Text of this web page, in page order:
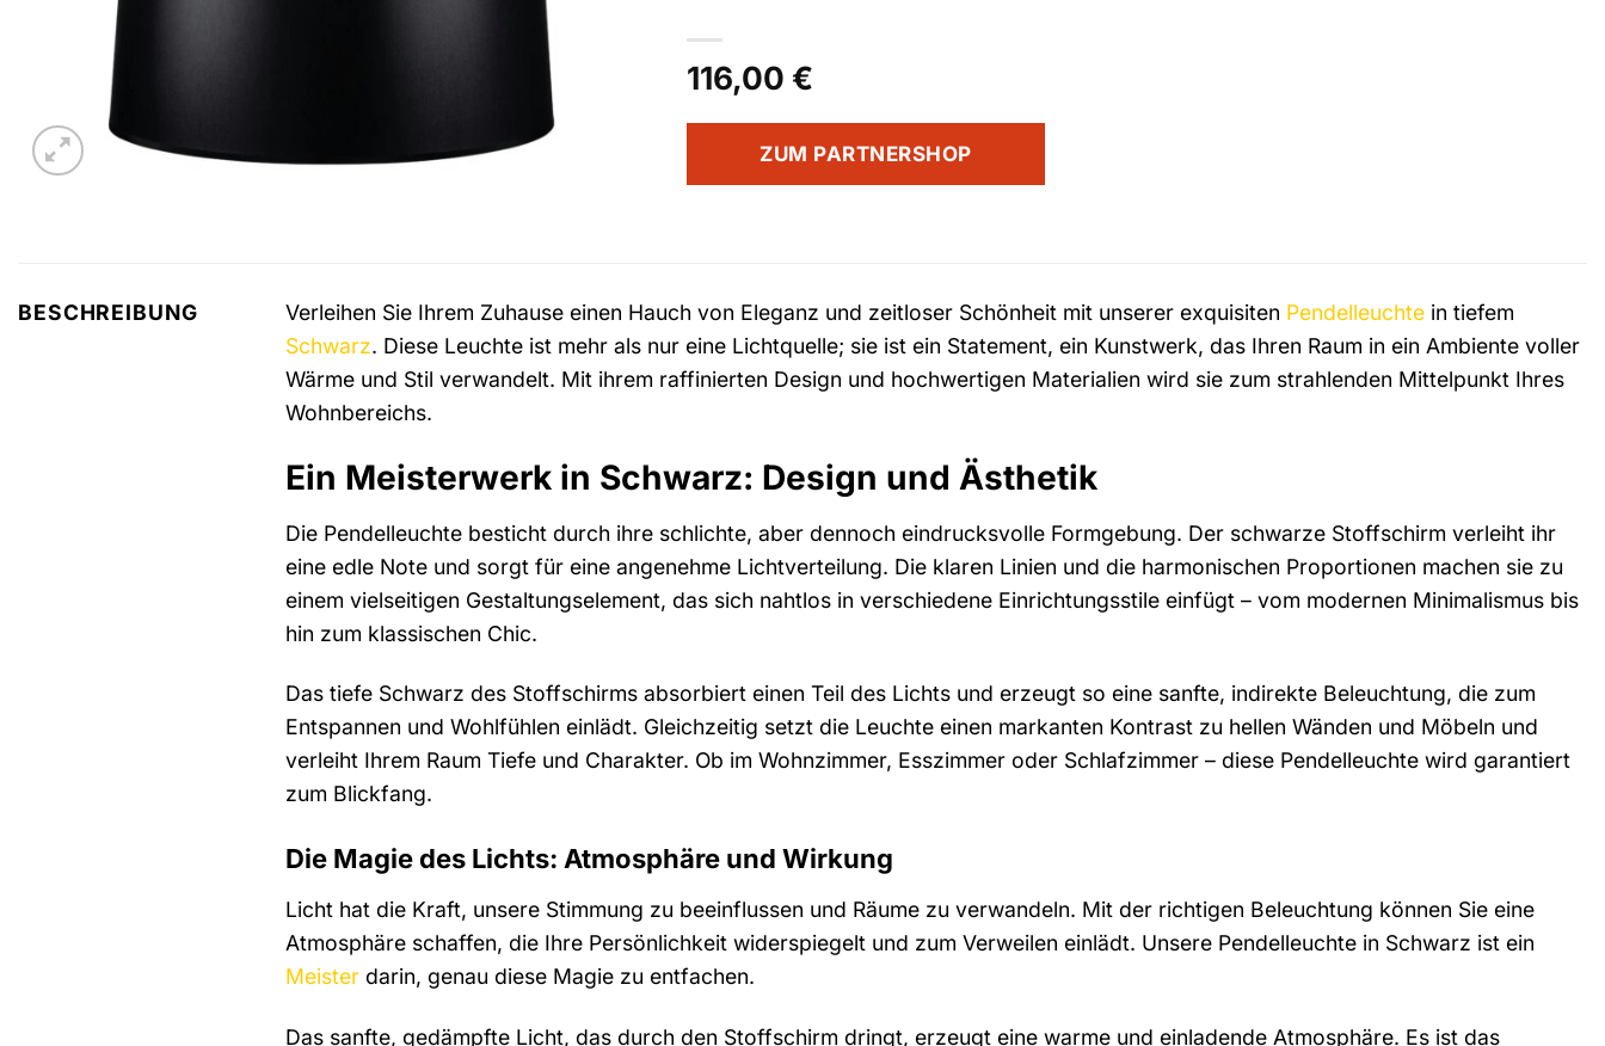
116,00 €
ZUM PARTNERSHOP
BESCHREIBUNG Verleihen Sie Ihrem Zuhause einen Hauch von Eleganz und zeitloser Schönheit mit unserer exquisiten Pendelleuchte in tiefem
Schwarz. Diese Leuchte ist mehr als nur eine Lichtquelle; sie ist ein Statement, ein Kunstwerk, das Ihren Raum in ein Ambiente voller
Wärme und Stil verwandelt. Mit ihrem raffinierten Design und hochwertigen Materialien wird sie zum strahlenden Mittelpunkt Ihres
Wohnbereichs.
Ein Meisterwerk in Schwarz: Design und Ästhetik
Die Pendelleuchte besticht durch ihre schlichte, aber dennoch eindrucksvolle Formgebung. Der schwarze Stoffschirm verleiht ihr
eine edle Note und sorgt für eine angenehme Lichtverteilung. Die klaren Linien und die harmonischen Proportionen machen sie zu
einem vielseitigen Gestaltungselement, das sich nahtlos in verschiedene Einrichtungsstile einfügt – vom modernen Minimalismus bis
hin zum klassischen Chic.
Das tiefe Schwarz des Stoffschirms absorbiert einen Teil des Lichts und erzeugt so eine sanfte, indirekte Beleuchtung, die zum
Entspannen und Wohlfühlen einlädt. Gleichzeitig setzt die Leuchte einen markanten Kontrast zu hellen Wänden und Möbeln und
verleiht Ihrem Raum Tiefe und Charakter. Ob im Wohnzimmer, Esszimmer oder Schlafzimmer – diese Pendelleuchte wird garantiert
zum Blickfang.
Die Magie des Lichts: Atmosphäre und Wirkung
Licht hat die Kraft, unsere Stimmung zu beeinflussen und Räume zu verwandeln. Mit der richtigen Beleuchtung können Sie eine
Atmosphäre schaffen, die Ihre Persönlichkeit widerspiegelt und zum Verweilen einlädt. Unsere Pendelleuchte in Schwarz ist ein
Meister darin, genau diese Magie zu entfachen.
Das sanfte, gedämpfte Licht, das durch den Stoffschirm dringt, erzeugt eine warme und einladende Atmosphäre. Es ist das